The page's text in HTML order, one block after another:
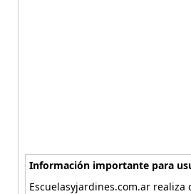
Información importante para
Escuelasyjardines.com.ar